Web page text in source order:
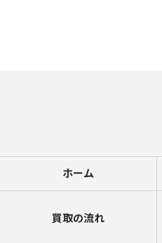
ホーム
買取の流れ